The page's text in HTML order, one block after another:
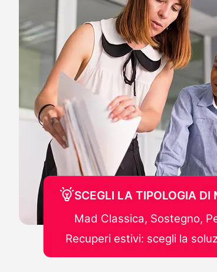
SCEGLI LA TIPOLOGIA DI
Mad Classica, Sostegno,
Recuperi estivi: scegli la